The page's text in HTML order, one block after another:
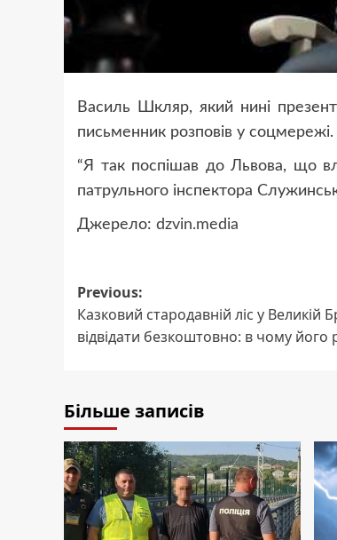
Василь Шкляр, який нині
письменник розповів у соцмережі.
“Я так поспішав до Львова, що
патрульного інспектора
Джерело: dzvin.media
Post
navigation
Previous:
Казковий стародавній ліс у Великій
відвідати безкоштовно: в чому його
Більше записів